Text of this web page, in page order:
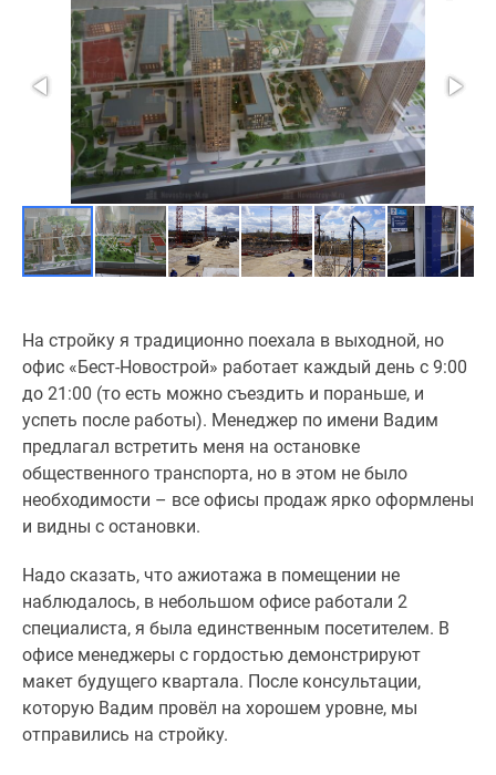
На стройку я традиционно поехала в выходной, но
офис «Бест-Новострой» работает каждый день с 9:00
до 21:00 (то есть можно съездить и пораньше, и
успеть после работы). Менеджер по имени Вадим
предлагал встретить меня на остановке
общественного транспорта, но в этом не было
необходимости – все офисы продаж ярко оформлены
и видны с остановки.
Надо сказать, что ажиотажа в помещении не
наблюдалось, в небольшом офисе работали 2
специалиста, я была единственным посетителем. В
офисе менеджеры с гордостью демонстрируют
макет будущего квартала. После консультации,
которую Вадим провёл на хорошем уровне, мы
отправились на стройку.